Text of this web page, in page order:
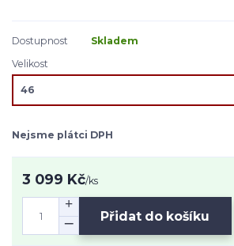
Dostupnost
Skladem
Velikost
Nejsme plátci DPH
3 099 Kč/ks
Přidat do košíku